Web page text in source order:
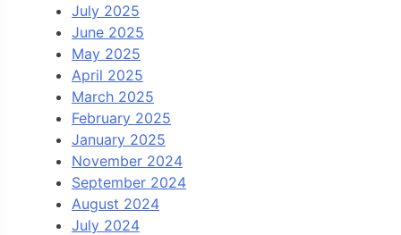
July 2025
June 2025
May 2025
April 2025
March 2025
February 2025
January 2025
November 2024
September 2024
August 2024
July 2024